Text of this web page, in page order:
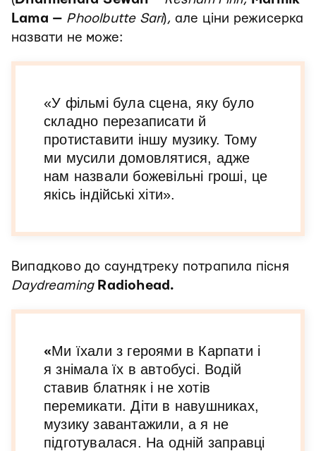
Lama — Phoolbutte Sari), але ціни режисерка
назвати не може:
«У фільмі була сцена, яку було
складно перезаписати й
протиставити іншу музику. Тому
ми мусили домовлятися, адже
нам назвали божевільні гроші, це
якісь індійські хіти».
Випадково до саундтреку потрапила пісня
Daydreaming Radiohead.
«Ми їхали з героями в Карпати і
я знімала їх в автобусі. Водій
ставив блатняк і не хотів
перемикати. Діти в навушниках,
музику завантажили, а я не
підготувалася. На одній заправці